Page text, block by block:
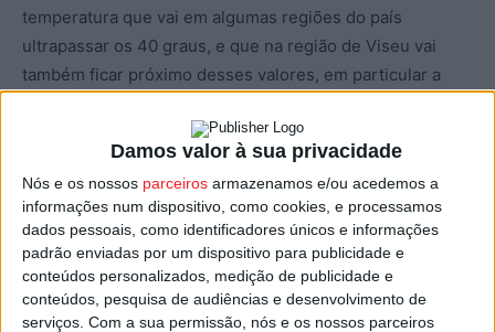
Damos valor à sua privacidade
Nós e os nossos parceiros armazenamos e/ou acedemos a
informações num dispositivo, como cookies, e processamos
dados pessoais, como identificadores únicos e informações
padrão enviadas por um dispositivo para publicidade e
conteúdos personalizados, medição de publicidade e
conteúdos, pesquisa de audiências e desenvolvimento de
serviços. Com a sua permissão, nós e os nossos parceiros
temperatura que vai em algumas regiões do país
ultrapassar os 40 graus, e que na região de Viseu vai
também ficar próximo desses valores, em particular a
O perigo de incêndio, determinado pelo IPMA, tem cinco
níveis, que vão de reduzido a máximo.
Os cálculos são obtidos a partir da temperatura do ar,
humidade relativa, velocidade do vento e quantidade de
precipitação nas últimas 24 horas.